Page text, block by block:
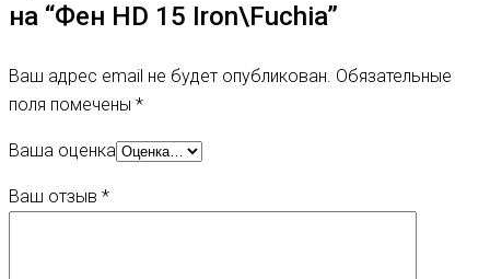
на “Фен HD 15 Iron\Fuchia”
Ваш адрес email не будет опубликован. Обязательные
поля помечены *
Ваша оценка
Ваш отзыв *